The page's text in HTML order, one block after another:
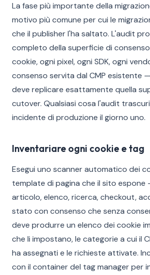
La fase più importante della
motivo più comune per cui le
che il publisher l'ha saltato. L'audit
completo della superficie di
cookie, ogni pixel, ogni SDK, ogni
consenso servita dal CMP esistente
deve replicare esattamente quella
cutover. Qualsiasi cosa l'audit
incidente di produzione il giorno uno.
Inventariare ogni cookie e tag
Esegui uno scanner automatico dei
template di pagina che il sito espone
articolo, elenco, ricerca, checkout,
stato con consenso che senza
deve produrre un elenco dei cookie
che li impostano, le categorie a cui il
ha assegnati e le richieste attivate.
con il container del tag manager per